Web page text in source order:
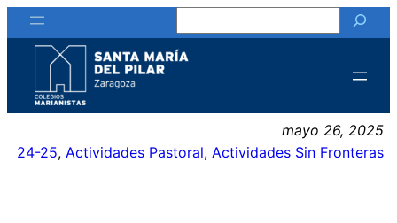
Saltar
al
contenido
mayo 26, 2025
24-25, Actividades Pastoral, Actividades Sin Fronteras